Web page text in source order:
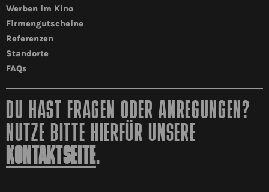
Werben im Kino
Firmengutscheine
Referenzen
Standorte
FAQs
DU HAST FRAGEN ODER ANREGUNGEN?
NUTZE BITTE HIERFÜR UNSERE
KONTAKTSEITE.